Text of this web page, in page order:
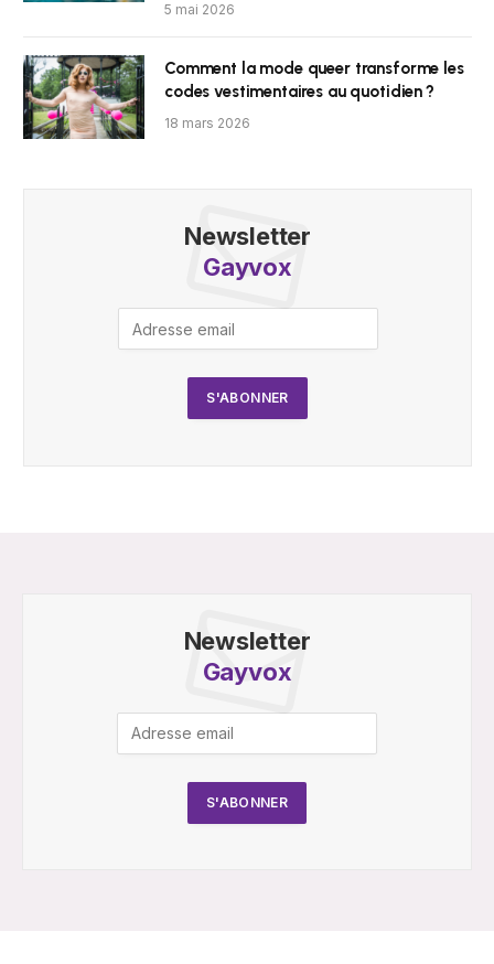
5 mai 2026
Comment la mode queer transforme les
codes vestimentaires au quotidien ?
18 mars 2026
Newsletter
Gayvox
Newsletter
Gayvox